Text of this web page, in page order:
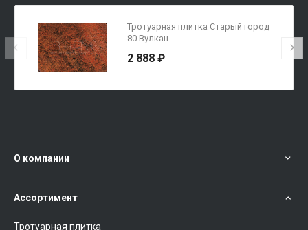
Тротуарная плитка Старый город
80 Вулкан
2 888 ₽
О компании
Ассортимент
Тротуарная плитка